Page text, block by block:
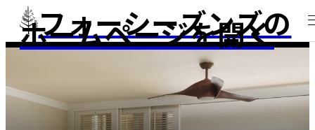
フォーシーズンズの
ホームページを開く